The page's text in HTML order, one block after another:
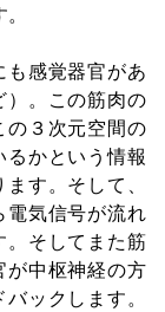
感覚器官があ
）。この筋肉の
の３次元空間の
かという情報
す。そして、
電気信号が流れ
。そしてまた筋
が中枢神経の方
ックします。